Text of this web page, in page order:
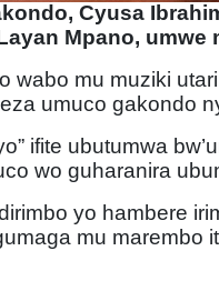
Cyusa
Mpano,
wabo mu muziki
umuco gakondo
ifite ubutumwa
wo guharanira
yo hambere
mu marembo